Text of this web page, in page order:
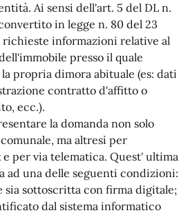
Ai sensi dell'art. 5 del DL n.
in legge n. 80 del 23
richieste informazioni relative al
presso il quale
propria dimora abituale (es: dati
contratto d'affitto o
ecc.).
la domanda non solo
ma altresì per
per via telematica. Quest' ultima
ad una delle seguenti condizioni:
sia sottoscritta con firma digitale;
dal sistema informatico